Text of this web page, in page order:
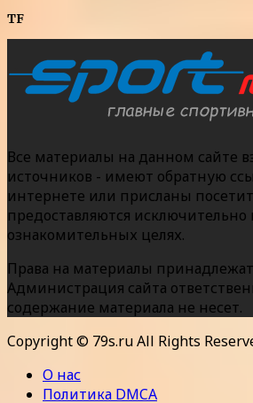
TF
Все материалы на данном сайте
источников - имеют обратную
интернете или присланы
предоставляются исключительно
ознакомительных целях.
Права на материалы
Администрация сайта
содержание материала не несет.
Copyright © 79s.ru All Rights
О нас
Политика DMCA